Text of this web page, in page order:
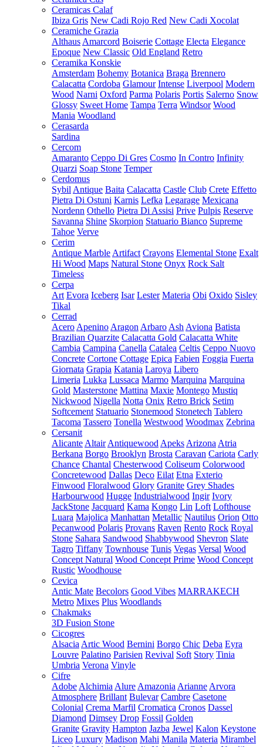
Ceramicas Calaf
Ibiza Gris New Cadi Rojo Red New Cadi Xocolat
Ceramiche Grazia
Althaus Amarcord Boiserie Cottage Electa Elegance
Epoque New Classic Old England Retro
Ceramika Konskie
Amsterdam Bohemy Botanica Braga Brennero
Calacatta Cordoba Glamour Intense Liverpool Modern
Wood Narni Oxford Parma Polaris Portis Salerno Snow
Glossy Sweet Home Tampa Terra Windsor Wood
Mania Woodland
Cerasarda
Sardina
Cercom
Amaranto Ceppo Di Gres Cosmo In Contro Infinity
Quarzi Soap Stone Temper
Cerdomus
Sybil Antique Baita Calacatta Castle Club Crete Effetto
Pietra Di Ostuni Karnis Lefka Legarage Mexicana
Nordenn Othello Pietra Di Assisi Prive Pulpis Reserve
Savanna Shine Skorpion Statuario Bianco Supreme
Tahoe Verve
Cerim
Antique Marble Artifact Crayons Elemental Stone Exalt
Hi Wood Maps Natural Stone Onyx Rock Salt
Timeless
Cerpa
Art Evora Iceberg Isar Lester Materia Obi Oxido Sisley
Tikal
Cerrad
Acero Apenino Aragon Arbaro Ash Aviona Batista
Brazilian Quarzite Calacatta Gold Calacatta White
Cambia Campina Canella Catalea Celtis Ceppo Nuovo
Concrete Cortone Cottage Epica Fabien Foggia Fuerta
Giornata Grapia Katania Laroya Libero
Limeria Lukka Lussaca Marmo Marquina Marquina
Gold Masterstone Mattina Maxie Montego Mustiq
Nickwood Nigella Notta Onix Retro Brick Setim
Softcement Statuario Stonemood Stonetech Tablero
Tacoma Tassero Tonella Westwood Woodmax Zebrina
Cersanit
Alicante Altair Antiquewood Apeks Arizona Atria
Berkana Borgo Brooklyn Brosta Caravan Cariota Carly
Chance Chantal Chesterwood Coliseum Colorwood
Concretewood Dallas Deco Eilat Etna Exterio
Finwood Floralwood Glory Granite Grey Shades
Harbourwood Hugge Industrialwood Ingir Ivory
JackStone Jacquard Kama Kongo Lin Loft Lofthouse
Luara Majolica Manhattan Metallic Nautilus Orion Otto
Pecanwood Polaris Provans Raven Rento Rock Royal
Stone Sahara Sandwood Shabbywood Shevron Slate
Tagro Tiffany Townhouse Tunis Vegas Versal Wood
Concept Natural Wood Concept Prime Wood Concept
Rustic Woodhouse
Cevica
Antic Mate Becolors Good Vibes MARRAKECH
Metro Mixes Plus Woodlands
Chakmaks
3D Fusion Stone
Cicogres
Alsacia Artic Wood Bernini Borgo Chic Deba Eyra
Louvre Palatino Parisien Revival Soft Story Tinia
Umbria Verona Vinyle
Cifre
Adobe Alchimia Alure Amazonia Arianne Arvora
Atmosphere Brillant Bulevar Cambre Casetone
Colonial Crema Marfil Cromatica Cronos Dassel
Diamond Dimsey Drop Fossil Golden
Granite Gravity Hampton Jazba Jewel Kalon Keystone
Liceo Luxury Madison Mahi Manila Materia Mirambel